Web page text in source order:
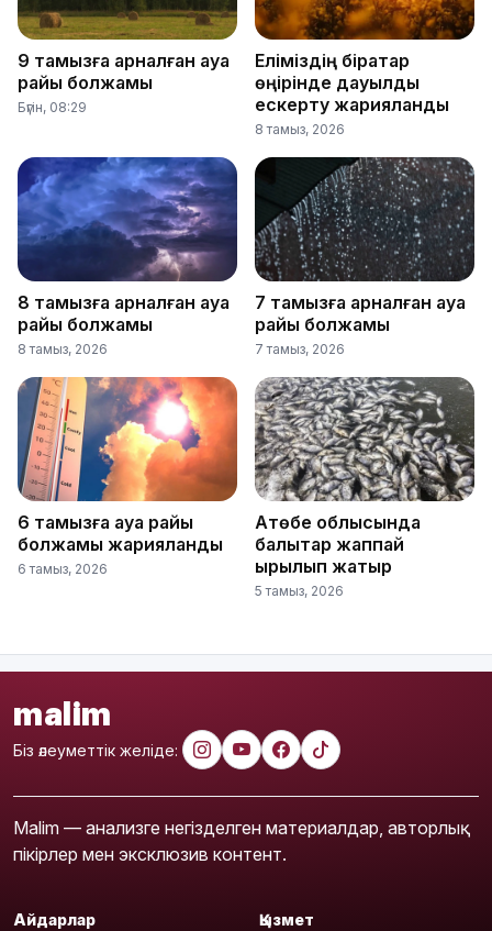
9 тамызға арналған ауа
райы болжамы
Бүгін, 08:29
Еліміздің бірқатар
өңірінде дауылды
ескерту жарияланды
8 тамыз, 2026
8 тамызға арналған ауа
райы болжамы
8 тамыз, 2026
7 тамызға арналған ауа
райы болжамы
7 тамыз, 2026
6 тамызға ауа райы
болжамы жарияланды
6 тамыз, 2026
Ақтөбе облысында
балықтар жаппай
қырылып жатыр
5 тамыз, 2026
malim
Біз әлеуметтік желіде:
Malim — анализге негізделген материалдар, авторлық
пікірлер мен эксклюзив контент.
Айдарлар Қызмет